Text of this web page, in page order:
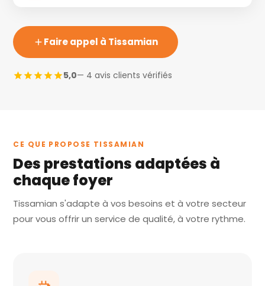
Faire appel à Tissamian
5,0— 4 avis clients vérifiés
CE QUE PROPOSE TISSAMIAN
Des prestations adaptées à
chaque foyer
Tissamian s'adapte à vos besoins et à votre secteur
pour vous offrir un service de qualité, à votre rythme.